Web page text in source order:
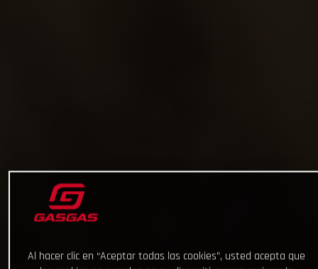
Al hacer clic en “Aceptar todas las cookies”, usted acepta que